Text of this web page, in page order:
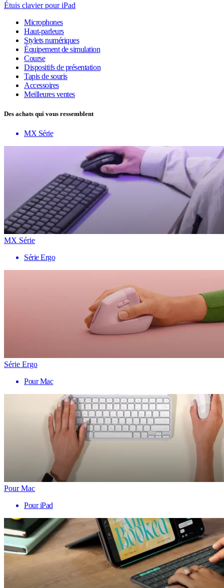
Étuis clavier pour iPad
Microphones
Haut-parleurs
Stylets numériques
Équipement de simulation
Course
Dispositifs de présentation
Tapis de souris
Accessoires
Meilleures ventes
Des achats qui vous ressemblent
MX Série
MX Série
Série Ergo
Série Ergo
Pour Mac
Pour Mac
Pour iPad